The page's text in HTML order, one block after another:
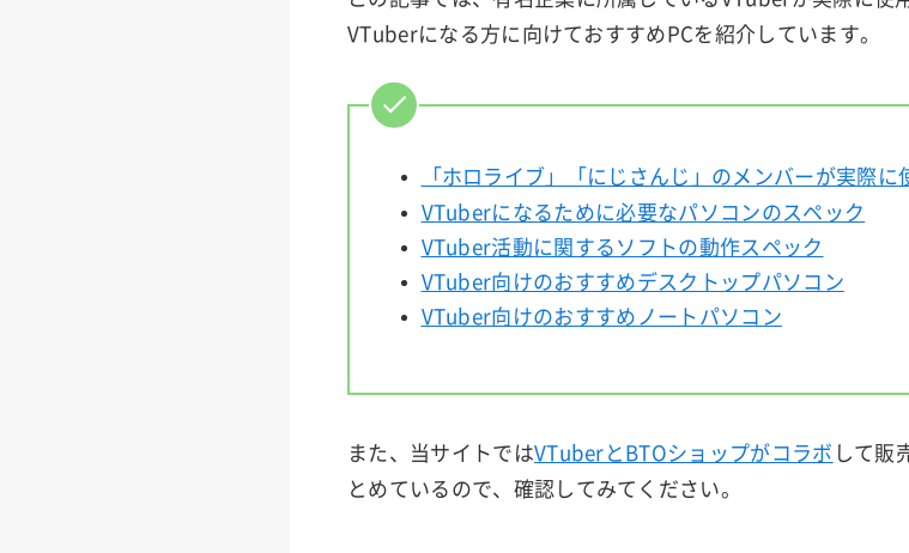
VTuberになる方に向けておすすめPCを紹介しています。
「ホロライブ」「にじさんじ」のメンバーが実際に
VTuberになるために必要なパソコンのスペック
VTuber活動に関するソフトの動作スペック
VTuber向けのおすすめデスクトップパソコン
VTuber向けのおすすめノートパソコン
また、当サイトではVTuberとBTOショップがコラボ して販
とめているので、確認してみてください。